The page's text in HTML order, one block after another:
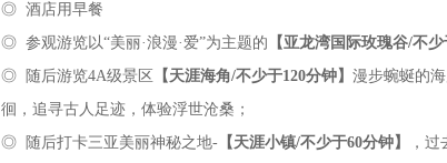
◎ 酒店用早餐
◎ 参观游览以“美丽·浪漫·爱”为主题的 【亚龙湾国际玫瑰谷/不少
◎ 随后游览4A级景区
【天涯海角/不少于120分钟】 漫步蜿蜒的
徊，追寻古人足迹，体验浮世沧桑；
◎ 随后打卡三亚美丽神秘之地- 【天涯小镇/不少于60分钟】
，